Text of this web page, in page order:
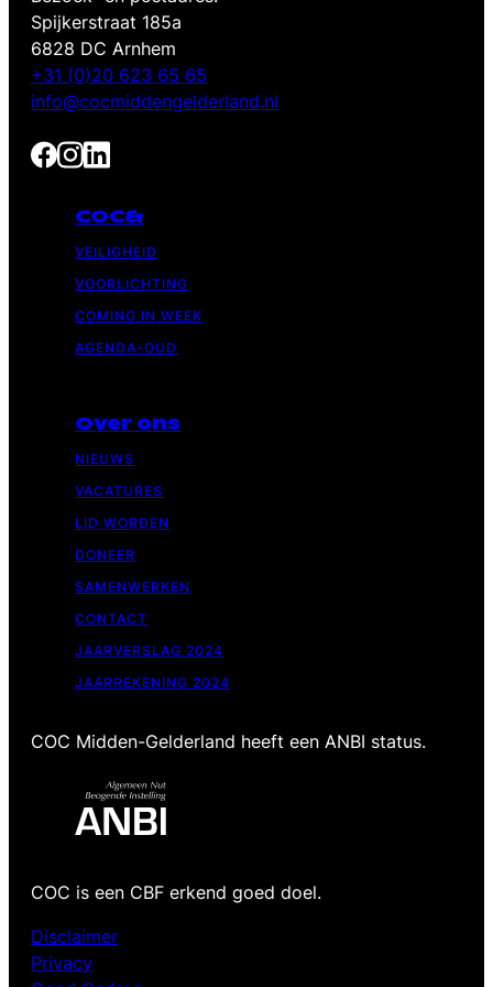
Spijkerstraat 185a
6828 DC Arnhem
+31 (0)20 623 65 65
info@cocmiddengelderland.nl
COC&
VEILIGHEID
VOORLICHTING
COMING IN WEEK
AGENDA-OUD
Over ons
NIEUWS
VACATURES
LID WORDEN
DONEER
SAMENWERKEN
CONTACT
JAARVERSLAG 2024
JAARREKENING 2024
COC Midden-Gelderland heeft een ANBI status.
COC is een CBF erkend goed doel.
Disclaimer
Privacy